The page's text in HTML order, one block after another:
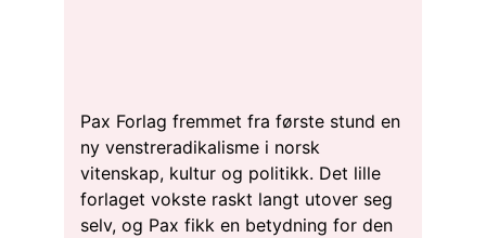
Pax Forlag fremmet fra første stund en
ny venstreradikalisme i norsk
vitenskap, kultur og politikk. Det lille
forlaget vokste raskt langt utover seg
selv, og Pax fikk en betydning for den